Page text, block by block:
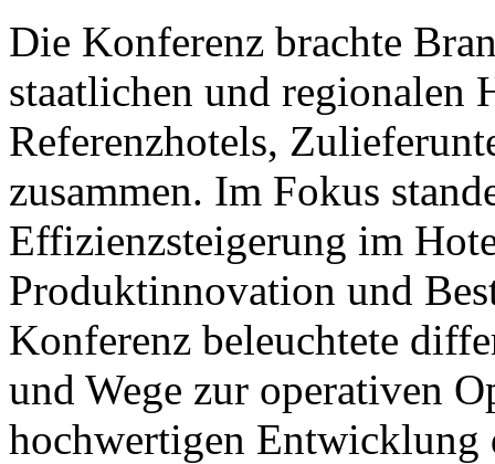
Die Konferenz brachte
staatlichen und regionalen
Referenzhotels,
zusammen. Im Fokus
Effizienzsteigerung im
Produktinnovation und
Konferenz beleuchtete
und Wege zur operativen
hochwertigen Entwicklung